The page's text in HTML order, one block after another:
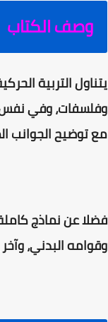
وصف الكتاب
يتناول التربية
وفلسفات، وفي نفس
مع توضيح الجوانب
فضلا عن نماذج
وقوامه البدني،